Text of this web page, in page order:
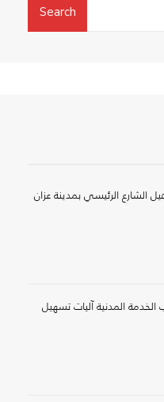
Search
الرئيسي بمدينة عزان
المدنية آليات تسهيل